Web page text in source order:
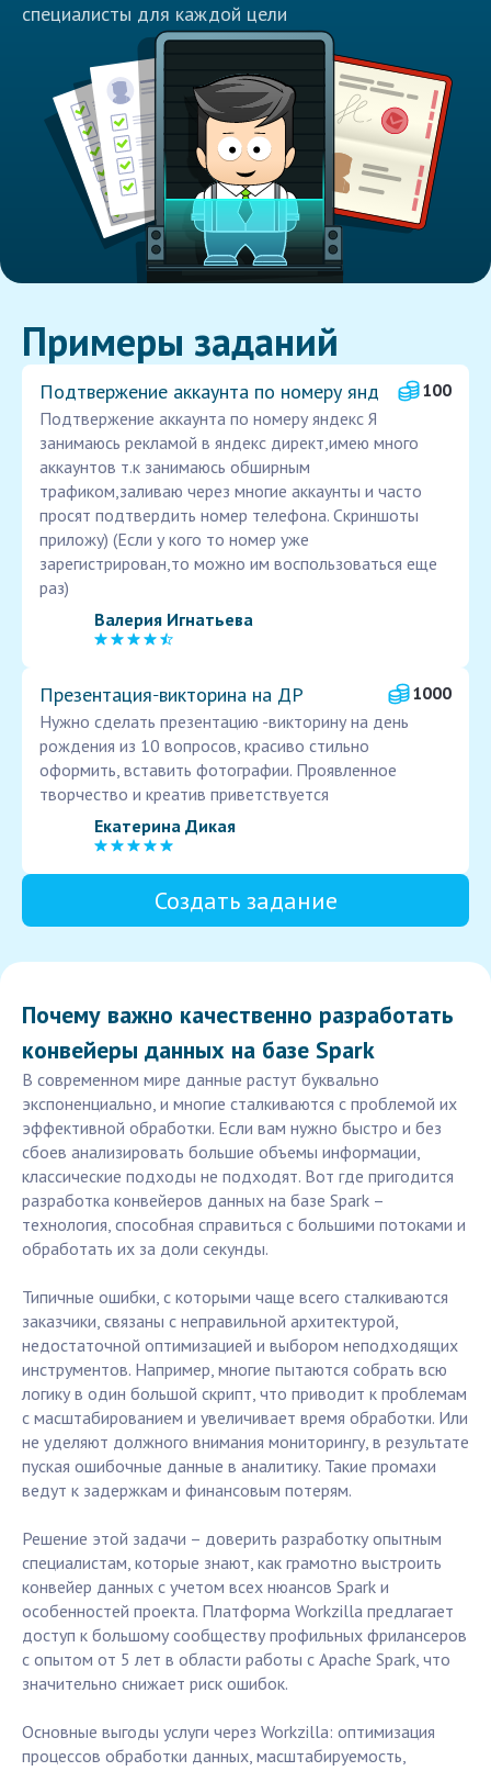
специалисты для каждой цели
Примеры заданий
Подтвержение аккаунта по номеру янд
100
Подтвержение аккаунта по номеру яндекс Я
занимаюсь рекламой в яндекс директ,имею много
аккаунтов т.к занимаюсь обширным
трафиком,заливаю через многие аккаунты и часто
просят подтвердить номер телефона. Скриншоты
приложу) (Если у кого то номер уже
зарегистрирован,то можно им воспользоваться еще
раз)
Валерия Игнатьева
Презентация‑викторина на ДР
1000
Нужно сделать презентацию -викторину на день
рождения из 10 вопросов, красиво стильно
оформить, вставить фотографии. Проявленное
творчество и креатив приветствуется
Екатерина Дикая
Создать задание
Почему важно качественно разработать
конвейеры данных на базе Spark
В современном мире данные растут буквально
экспоненциально, и многие сталкиваются с проблемой их
эффективной обработки. Если вам нужно быстро и без
сбоев анализировать большие объемы информации,
классические подходы не подходят. Вот где пригодится
разработка конвейеров данных на базе Spark –
технология, способная справиться с большими потоками и
обработать их за доли секунды.
Типичные ошибки, с которыми чаще всего сталкиваются
заказчики, связаны с неправильной архитектурой,
недостаточной оптимизацией и выбором неподходящих
инструментов. Например, многие пытаются собрать всю
логику в один большой скрипт, что приводит к проблемам
с масштабированием и увеличивает время обработки. Или
не уделяют должного внимания мониторингу, в результате
пуская ошибочные данные в аналитику. Такие промахи
ведут к задержкам и финансовым потерям.
Решение этой задачи – доверить разработку опытным
специалистам, которые знают, как грамотно выстроить
конвейер данных с учетом всех нюансов Spark и
особенностей проекта. Платформа Workzilla предлагает
доступ к большому сообществу профильных фрилансеров
с опытом от 5 лет в области работы с Apache Spark, что
значительно снижает риск ошибок.
Основные выгоды услуги через Workzilla: оптимизация
процессов обработки данных, масштабируемость,